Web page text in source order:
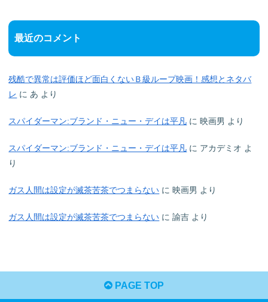
最近のコメント
残酷で異常は評価ほど面白くないＢ級ループ映画！感想とネタバ
レ に あ より
スパイダーマン:ブランド・ニュー・デイは平凡 に映画男 より
スパイダーマン:ブランド・ニュー・デイは平凡 に アカデミオ よ
り
ガス人間は設定が滅茶苦茶でつまらない に映画男 より
ガス人間は設定が滅茶苦茶でつまらない に諭吉 より
PAGE TOP